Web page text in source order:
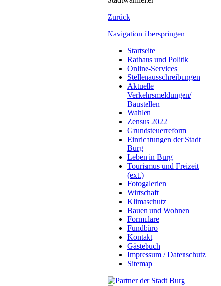
Zurück
Navigation überspringen
Startseite
Rathaus und Politik
Online-Services
Stellenausschreibungen
Aktuelle
Verkehrsmeldungen/
Baustellen
Wahlen
Zensus 2022
Grundsteuerreform
Einrichtungen der Stadt
Burg
Leben in Burg
Tourismus und Freizeit
(ext.)
Fotogalerien
Wirtschaft
Klimaschutz
Bauen und Wohnen
Formulare
Fundbüro
Kontakt
Gästebuch
Impressum / Datenschutz
Sitemap